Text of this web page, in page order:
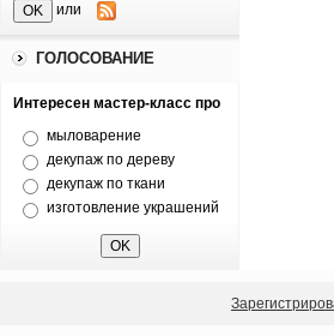
или
ГОЛОСОВАНИЕ
Интересен мастер-класс про
мыловарение
декупаж по дереву
декупаж по ткани
изготовление украшений